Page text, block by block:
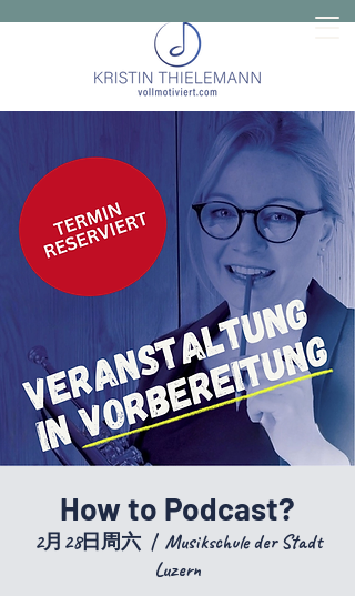
How to Podcast?
2月28日周六
  |
Musikschule der Stadt
Luzern